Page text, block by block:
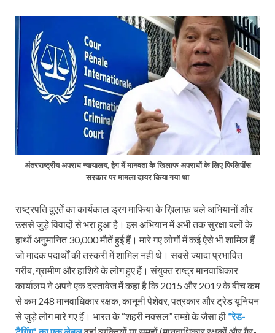
अंतरराष्ट्रीय अपराध न्यायालय, हेग में मानवता के खिलाफ अपराधों के लिए फिलिपींस
सरकार पर मामला दायर कियागया था
राष्ट्रपति दुएर्ते का कार्यकाल ड्रग माफिया के ख़िलाफ़ चले अभियानों और
उससे जुड़े विवादों से भरा हुआ है। इस अभियान में अभी तक सुरक्षा बलों के
हाथों अनुमानित 30,000 मौतें हुई हैं। मारे गए लोगों में कई ऐसे भी शामिल हैं
जो मादक पदार्थों की तस्करी में शामिल नहीं थे। सबसे ज्यादा प्रभावित
गरीब, ग्रामीण और हाशिये के लोग हुए हैं। संयुक्त राष्ट्र मानवाधिकार
कार्यालय ने अपने एक दस्तावेज में कहा है कि 2015 और 2019 के बीच कम
से कम 248 मानवाधिकार रक्षक, कानूनी पेशेवर, पत्रकार और ट्रेड यूनियन
से जुड़े लोग मारे गए हैं। भारत के “शहरी नक्सल” तमग़े के जैसा ही “रेड-